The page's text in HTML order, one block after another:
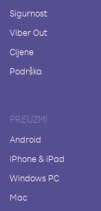
Sigurnost
Viber Out
Cijene
Podrška
PREUZMI
Android
iPhone & iPad
Windows PC
Mac